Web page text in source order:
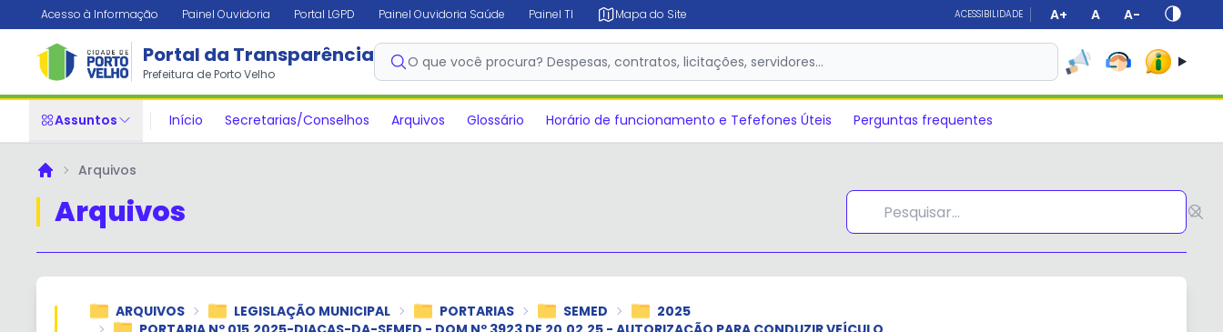
Acesso à Informação Painel Ouvidoria Portal LGPD Painel Ouvidoria Saúde Painel TI Mapa do Site ACESSIBILIDADE A+ A A-
Portal da Transparência
Prefeitura de Porto Velho
O que você procura? Despesas, contratos, licitações, servidores…
Assuntos Início Secretarias/Conselhos Arquivos Glossário Horário de funcionamento e Tefefones Úteis Perguntas frequentes
PrincipalArquivos
Arquivos
ARQUIVOS LEGISLAÇÃO MUNICIPAL PORTARIAS SEMED
2025
✕